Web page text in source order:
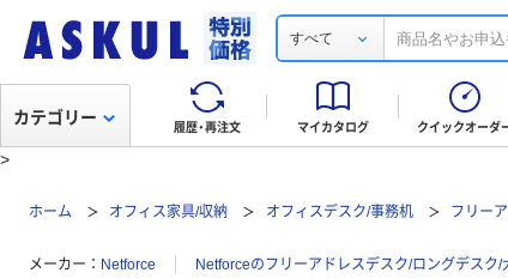
すべて
履歴・再注文 マイカタログ クイックオーダ
カテゴリー
>
ホーム オフィス家具/収納 オフィスデスク/事務机 フリー
メーカー Netforce Netforceのフリーアドレスデスク/ロングデスク/